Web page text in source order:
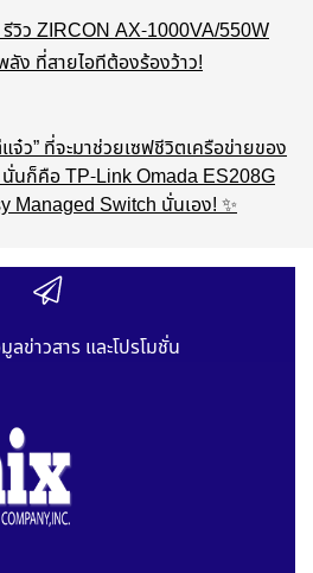
รีวิว ZIRCON AX-1000VA/550W
ลัง ที่สายไอทีต้องร้องว้าว!
จ๋ว” ที่จะมาช่วยเซฟชีวิตเครือข่ายของ
นก็คือ TP-Link Omada ES208G
Managed Switch นั่นเอง! ✨
ข่าวสาร และโปรโมชั่น